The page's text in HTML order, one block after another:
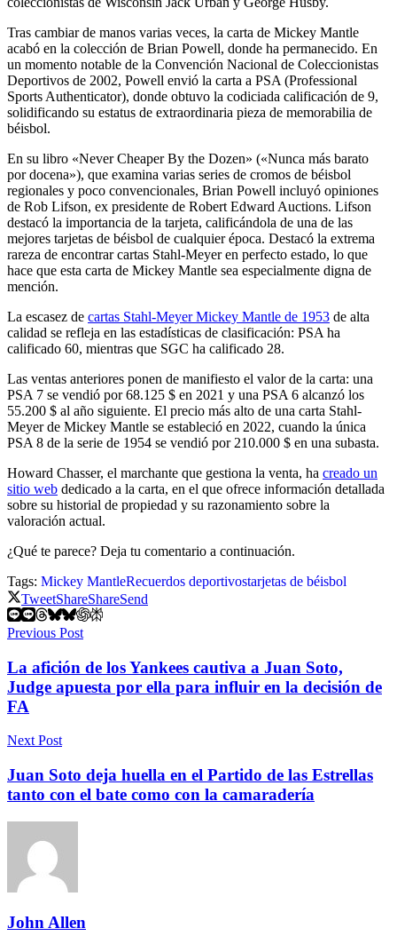
Tras cambiar de manos varias veces, la carta de Mickey Mantle
acabó en la colección de Brian Powell, donde ha permanecido. En
un momento notable de la Convención Nacional de Coleccionistas
Deportivos de 2002, Powell envió la carta a PSA (Professional
Sports Authenticator), donde obtuvo la codiciada calificación de 9,
solidificando su estatus de extraordinaria pieza de memorabilia de
béisbol.
En su libro «Never Cheaper By the Dozen» («Nunca más barato
por docena»), que examina varias series de cromos de béisbol
regionales y poco convencionales, Brian Powell incluyó opiniones
de Rob Lifson, ex presidente de Robert Edward Auctions. Lifson
destacó la importancia de la tarjeta, calificándola de una de las
mejores tarjetas de béisbol de cualquier época. Destacó la extrema
rareza de encontrar cartas Stahl-Meyer en perfecto estado, lo que
hace que esta carta de Mickey Mantle sea especialmente digna de
mención.
La escasez de cartas Stahl-Meyer Mickey Mantle de 1953 de alta
calidad se refleja en las estadísticas de clasificación: PSA ha
calificado 60, mientras que SGC ha calificado 28.
Las ventas anteriores ponen de manifiesto el valor de la carta: una
PSA 7 se vendió por 68.125 $ en 2021 y una PSA 6 alcanzó los
55.200 $ al año siguiente. El precio más alto de una carta Stahl-
Meyer de Mickey Mantle se estableció en 2022, cuando la única
PSA 8 de la serie de 1954 se vendió por 210.000 $ en una subasta.
Howard Chasser, el marchante que gestiona la venta, ha creado un
sitio web dedicado a la carta, en el que ofrece información detallada
sobre su historial de propiedad y su razonamiento sobre la
valoración actual.
¿Qué te parece? Deja tu comentario a continuación.
Tags: Mickey MantleRecuerdos deportivostarjetas de béisbol
TweetShareShareSend
Previous Post
La afición de los Yankees cautiva a Juan Soto,
Judge apuesta por ella para influir en la decisión de
FA
Next Post
Juan Soto deja huella en el Partido de las Estrellas
tanto con el bate como con la camaradería
John Allen